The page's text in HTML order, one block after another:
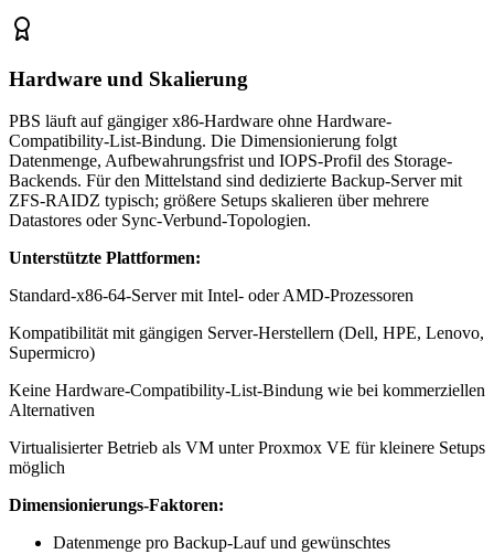
Hardware und Skalierung
PBS läuft auf gängiger x86-Hardware ohne Hardware-
Compatibility-List-Bindung. Die Dimensionierung folgt
Datenmenge, Aufbewahrungsfrist und IOPS-Profil des Storage-
Backends. Für den Mittelstand sind dedizierte Backup-Server mit
ZFS-RAIDZ typisch; größere Setups skalieren über mehrere
Datastores oder Sync-Verbund-Topologien.
Unterstützte Plattformen:
Standard-x86-64-Server mit Intel- oder AMD-Prozessoren
Kompatibilität mit gängigen Server-Herstellern (Dell, HPE, Lenovo,
Supermicro)
Keine Hardware-Compatibility-List-Bindung wie bei kommerziellen
Alternativen
Virtualisierter Betrieb als VM unter Proxmox VE für kleinere Setups
möglich
Dimensionierungs-Faktoren:
Datenmenge pro Backup-Lauf und gewünschtes